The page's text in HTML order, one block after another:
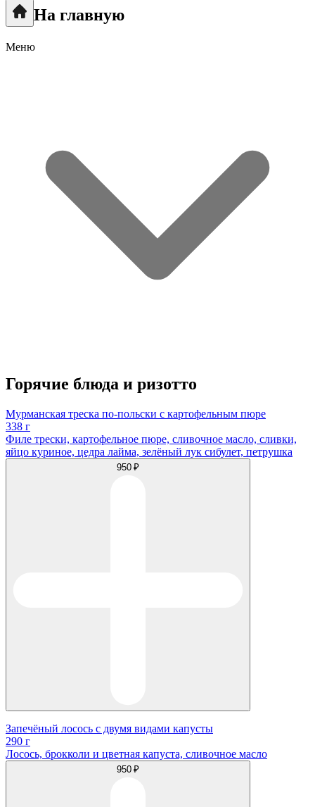
На главную
Меню
Горячие блюда и ризотто
Мурманская треска по-польски с картофельным пюре
338 г
Филе трески, картофельное пюре, сливочное масло, сливки,
яйцо куриное, цедра лайма, зелёный лук сибулет, петрушка
950 ₽
Запечёный лосось с двумя видами капусты
290 г
Лосось, брокколи и цветная капуста, сливочное масло
950 ₽